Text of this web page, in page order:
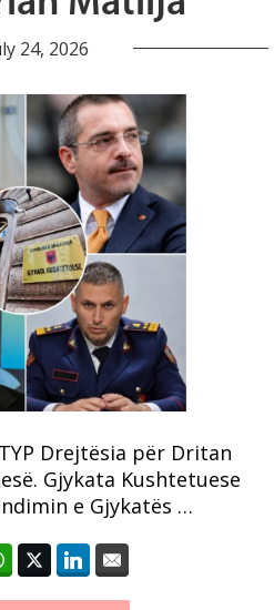
24, 2026
Drejtësia për Dritan
Gjykata Kushtetuese
e Gjykatës …